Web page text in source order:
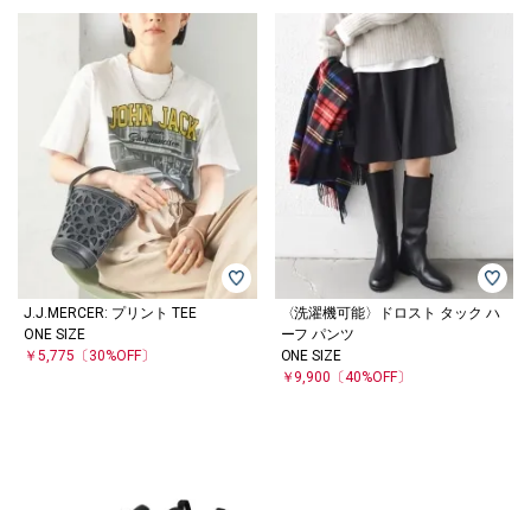
J.J.MERCER: プリント TEE
ONE SIZE
￥5,775 〔30%OFF〕
〈洗濯機可能〉ドロスト タック ハ
ーフ パンツ
ONE SIZE
￥9,900 〔40%OFF〕